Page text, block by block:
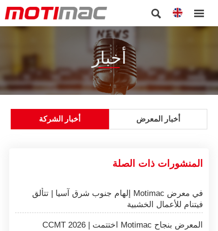
 
أخبار
أخبار الشركة أخبار المعرض
المنشورات ذات الصلة
إلهام جنوب شرق آسيا | تتألق Motimac في معرض
فيتنام للأعمال الخشبية
CCMT 2026 | اختتمت Motimac المعرض بنجاح